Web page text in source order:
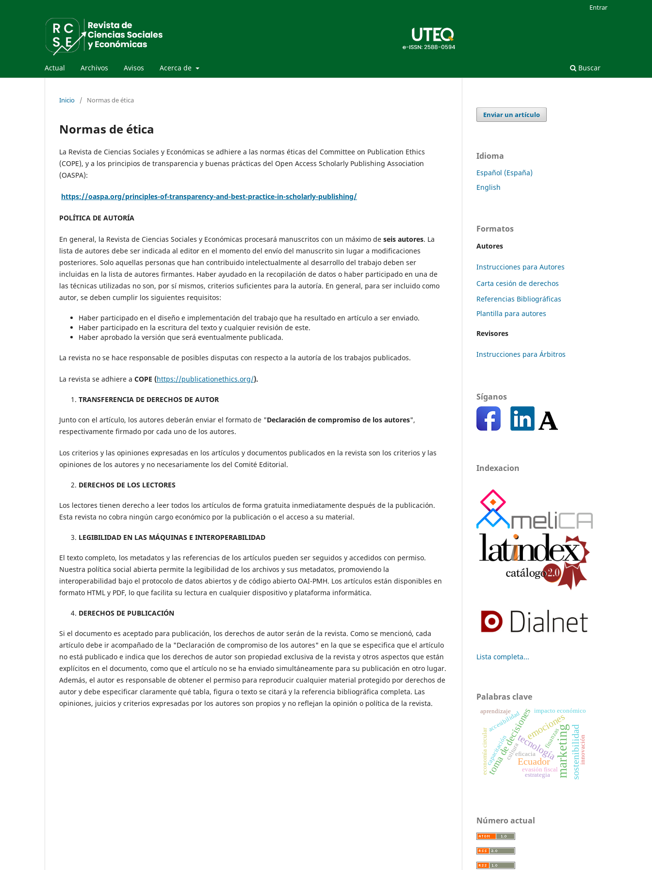
Actual Archivos Avisos Acerca de Buscar
Entrar
Inicio / Normas de ética
Normas de ética
La Revista de Ciencias Sociales y Económicas se adhiere a las normas éticas del Committee on Publication Ethics
(COPE), y a los principios de transparencia y buenas prácticas del Open Access Scholarly Publishing Association
(OASPA):
https://oaspa.org/principles-of-transparency-and-best-practice-in-scholarly-publishing/
POLÍTICA DE AUTORÍA
En general, la Revista de Ciencias Sociales y Económicas procesará manuscritos con un máximo de seis autores. La
lista de autores debe ser indicada al editor en el momento del envío del manuscrito sin lugar a modificaciones
posteriores. Solo aquellas personas que han contribuido intelectualmente al desarrollo del trabajo deben ser
incluidas en la lista de autores firmantes. Haber ayudado en la recopilación de datos o haber participado en una de
las técnicas utilizadas no son, por sí mismos, criterios suficientes para la autoría. En general, para ser incluido como
autor, se deben cumplir los siguientes requisitos:
Haber participado en el diseño e implementación del trabajo que ha resultado en artículo a ser enviado.
Haber participado en la escritura del texto y cualquier revisión de este.
Haber aprobado la versión que será eventualmente publicada.
La revista no se hace responsable de posibles disputas con respecto a la autoría de los trabajos publicados.
La revista se adhiere a COPE (https://publicationethics.org/).
TRANSFERENCIA DE DERECHOS DE AUTOR
Junto con el artículo, los autores deberán enviar el formato de "Declaración de compromiso de los autores",
respectivamente firmado por cada uno de los autores.
Los criterios y las opiniones expresadas en los artículos y documentos publicados en la revista son los criterios y las
opiniones de los autores y no necesariamente los del Comité Editorial.
DERECHOS DE LOS LECTORES
Los lectores tienen derecho a leer todos los artículos de forma gratuita inmediatamente después de la publicación.
Esta revista no cobra ningún cargo económico por la publicación o el acceso a su material.
LEGIBILIDAD EN LAS MÁQUINAS E INTEROPERABILIDAD
El texto completo, los metadatos y las referencias de los artículos pueden ser seguidos y accedidos con permiso.
Nuestra política social abierta permite la legibilidad de los archivos y sus metadatos, promoviendo la
interoperabilidad bajo el protocolo de datos abiertos y de código abierto OAI-PMH. Los artículos están disponibles en
formato HTML y PDF, lo que facilita su lectura en cualquier dispositivo y plataforma informática.
DERECHOS DE PUBLICACIÓN
Si el documento es aceptado para publicación, los derechos de autor serán de la revista. Como se mencionó, cada
artículo debe ir acompañado de la "Declaración de compromiso de los autores" en la que se especifica que el artículo
no está publicado e indica que los derechos de autor son propiedad exclusiva de la revista y otros aspectos que están
explícitos en el documento, como que el artículo no se ha enviado simultáneamente para su publicación en otro lugar.
Además, el autor es responsable de obtener el permiso para reproducir cualquier material protegido por derechos de
autor y debe especificar claramente qué tabla, figura o texto se citará y la referencia bibliográfica completa. Las
opiniones, juicios y criterios expresadas por los autores son propios y no reflejan la opinión o política de la revista.
Enviar un artículo
Idioma
Español (España)
English
Formatos
Autores
Instrucciones para Autores
Carta cesión de derechos
Referencias Bibliográficas
Plantilla para autores
Revisores
Instrucciones para Árbitros
Síganos
Indexacion
Lista completa...
Palabras clave
marketing
emocionessostenibilidad
tecnología
toma de decisionesEcuador
cultura
evasión fiscal
capacitación
economía circular
estrategia
impacto económico
innovación
accesibilidad
finanzas
eficacia
aprendizaje
Número actual